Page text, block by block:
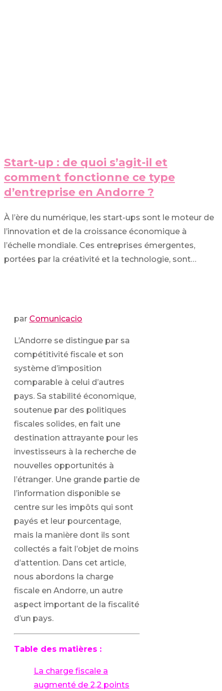
Start-up : de quoi s’agit-il et
comment fonctionne ce type
d’entreprise en Andorre ?
À l’ère du numérique, les start-ups sont le moteur de
l’innovation et de la croissance économique à
l’échelle mondiale. Ces entreprises émergentes,
portées par la créativité et la technologie, sont…
par Comunicacio
L’Andorre se distingue par sa
compétitivité fiscale et son
système d’imposition
comparable à celui d’autres
pays. Sa stabilité économique,
soutenue par des politiques
fiscales solides, en fait une
destination attrayante pour les
investisseurs à la recherche de
nouvelles opportunités à
l’étranger. Une grande partie de
l’information disponible se
centre sur les impôts qui sont
payés et leur pourcentage,
mais la manière dont ils sont
collectés a fait l’objet de moins
d’attention. Dans cet article,
nous abordons la charge
fiscale en Andorre, un autre
aspect important de la fiscalité
d’un pays.
Table des matières :
La charge fiscale a
augmenté de 2,2 points